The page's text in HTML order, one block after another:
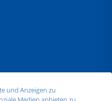
und Anzeigen zu